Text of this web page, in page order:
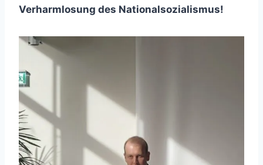
Verharmlosung des Nationalsozialismus!